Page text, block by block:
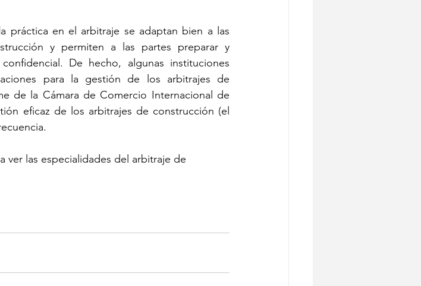
práctica en el arbitraje se adaptan bien a las
y permiten a las partes preparar y
De hecho, algunas instituciones
para la gestión de los arbitrajes de
de la Cámara de Comercio Internacional de
eficaz de los arbitrajes de construcción (el
ver las especialidades del arbitraje de